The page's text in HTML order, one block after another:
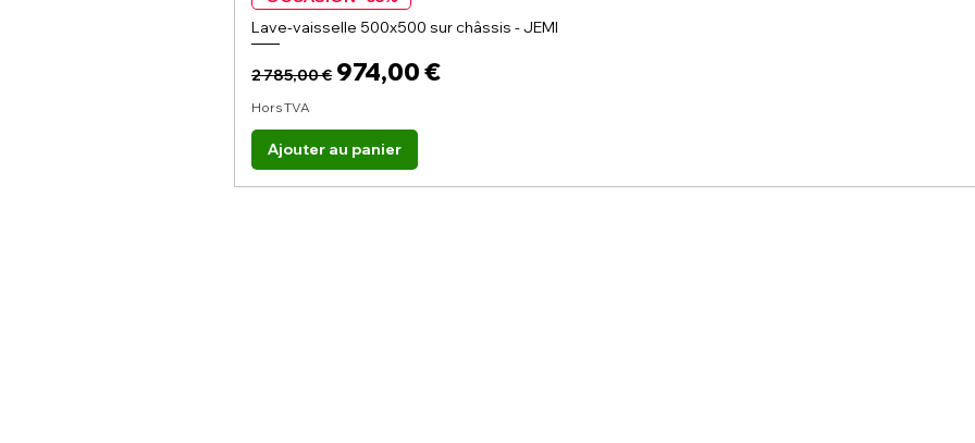
Lave-vaisselle 500x500 sur châssis - JEMI
Prix original
2 785,00 € Prix promotionnel
974,00 €
Hors TVA
Ajouter au panier